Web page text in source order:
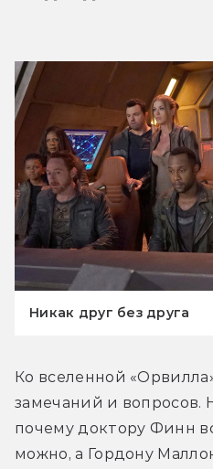
Никак друг без друга
Ко вселенной
замечаний и вопросов.
почему доктору Финн
можно, а Гордону